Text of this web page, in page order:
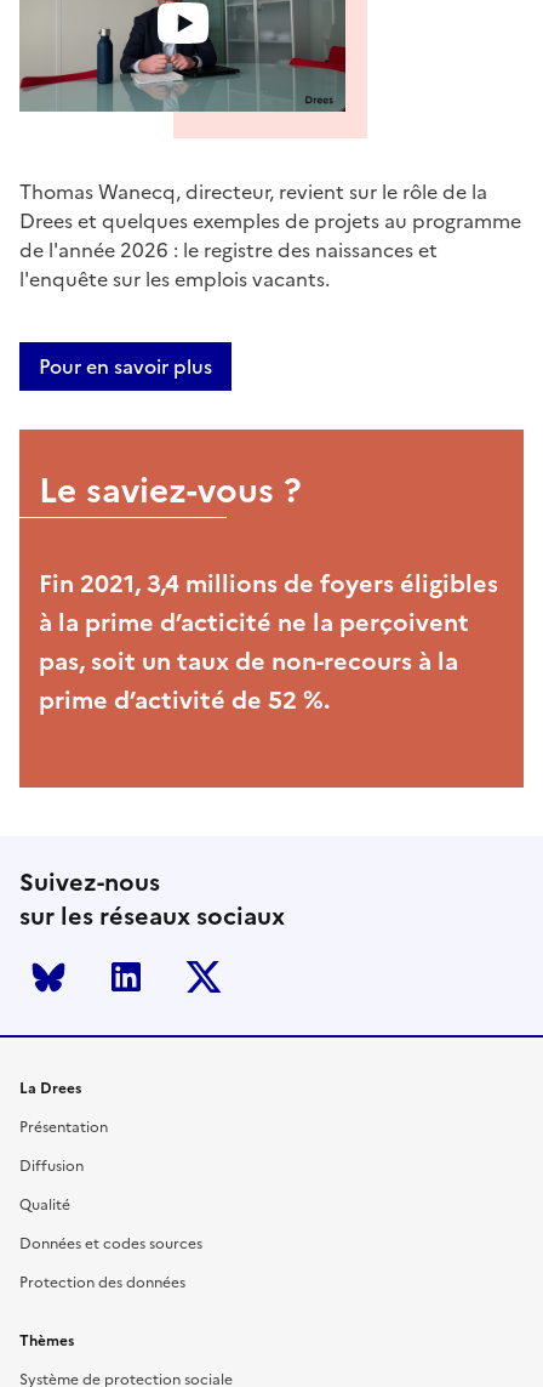
Thomas Wanecq, directeur, revient sur le rôle de la
Drees et quelques exemples de projets au programme
de l'année 2026 : le registre des naissances et
l'enquête sur les emplois vacants.
Pour en savoir plus
Le saviez-vous ?
Fin 2021, 3,4 millions de foyers éligibles
à la prime d’acticité ne la perçoivent
pas, soit un taux de non-recours à la
prime d’activité de 52 %.
Suivez-nous
sur les réseaux sociaux
Bluesky LinkedIn
La Drees
Présentation
Diffusion
Qualité
Données et codes sources
Protection des données
Thèmes
Système de protection sociale